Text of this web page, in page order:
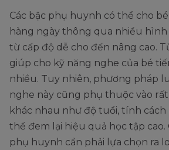
Các bậc phụ huynh có thể cho
hàng ngày thông qua nhiều
từ cấp độ dễ cho đến nâng cao.
giúp cho kỹ năng nghe của bé
nhiều. Tuy nhiên, phương pháp
nghe này cũng phụ thuộc vào
khác nhau như độ tuổi, tính cách
thể đem lại hiệu quả học tập cao.
phụ huynh cần phải lựa chọn ra